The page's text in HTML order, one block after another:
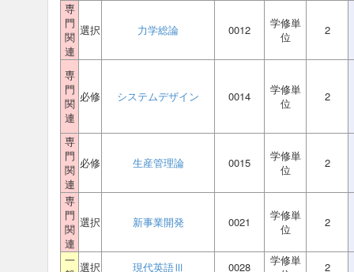
専
門
関
連
選択 力学総論 0012
学修単
位
2
専
門
関
連
必修 システムデザイン 0014
学修単
位
2
専
門
関
連
必修 生産管理論 0015
学修単
位
2
専
門
関
連
選択 新事業開発 0021
学修単
位
2
一 選択 現代英語Ⅲ 0028
学修単
2